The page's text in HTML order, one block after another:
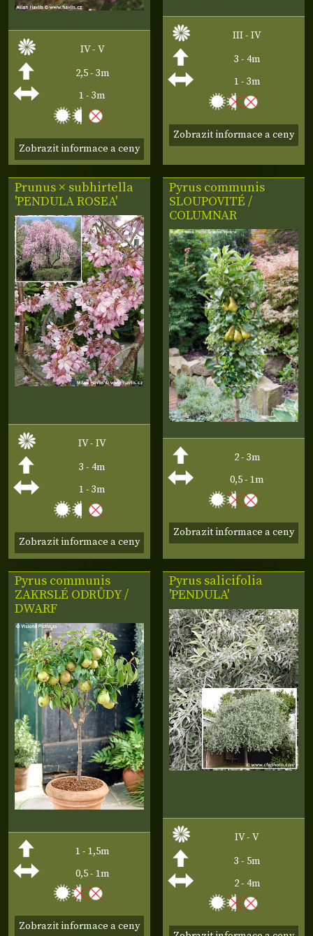
IV - V
2,5 - 3m
1 - 3m
Zobrazit informace a ceny
III - IV
3 - 4m
1 - 3m
Zobrazit informace a ceny
Prunus × subhirtella
'PENDULA ROSEA'
IV - IV
3 - 4m
1 - 3m
Zobrazit informace a ceny
Pyrus communis
SLOUPOVITÉ /
COLUMNAR
2 - 3m
0,5 - 1m
Zobrazit informace a ceny
Pyrus communis
ZAKRSLÉ ODRŮDY /
DWARF
1 - 1,5m
0,5 - 1m
Zobrazit informace a ceny
Pyrus salicifolia
'PENDULA'
IV - V
3 - 5m
2 - 4m